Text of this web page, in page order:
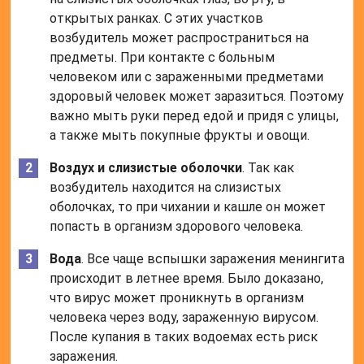
открытых ранках. С этих участков
возбудитель может распространиться на
предметы. При контакте с больным
человеком или с зараженными предметами
здоровый человек может заразиться. Поэтому
важно мыть руки перед едой и придя с улицы,
а также мыть покупные фрукты и овощи.
Воздух и слизистые оболочки. Так как
возбудитель находится на слизистых
оболочках, то при чихании и кашле он может
попасть в организм здорового человека.
Вода. Все чаще вспышки заражения менингита
происходит в летнее время. Было доказано,
что вирус может проникнуть в организм
человека через воду, зараженную вирусом.
После купания в таких водоемах есть риск
заражения.